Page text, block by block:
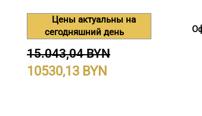
Цены актуальны на
сегодняшний день
15.043,04 BYN
10530,13